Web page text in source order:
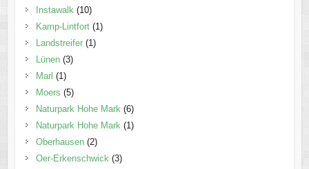
Instawalk(10)
Kamp-Lintfort(1)
Landstreifer(1)
Lünen(3)
Marl (1)
Moers (5)
Naturpark Hohe Mark(6)
Naturpark Hohe Mark(1)
Oberhausen(2)
Oer-Erkenschwick(3)